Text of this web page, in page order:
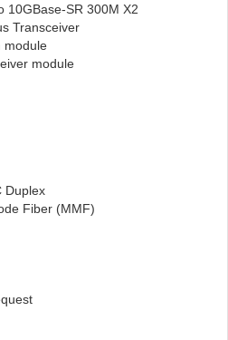
10GBase-SR 300M X2
Transceiver
module
module
Duplex
Fiber (MMF)